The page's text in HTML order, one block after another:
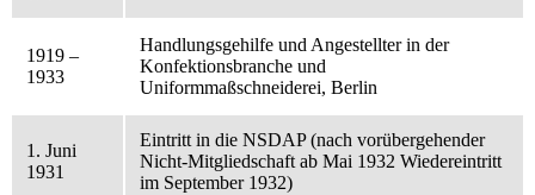
1919 –
1933
Handlungsgehilfe und Angestellter in der
Konfektionsbranche und
Uniformmaßschneiderei, Berlin
1. Juni
1931
Eintritt in die NSDAP (nach vorübergehender
Nicht-Mitgliedschaft ab Mai 1932 Wiedereintritt
im September 1932)